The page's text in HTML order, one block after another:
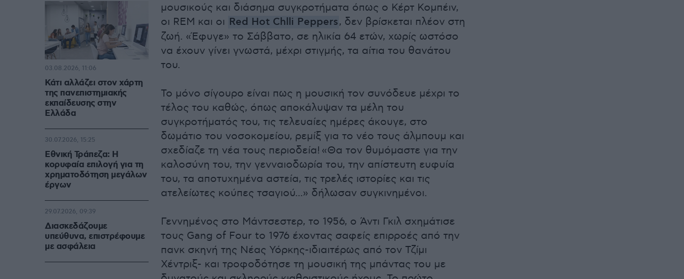
μουσικούς και διάσημα συγκροτήματα όπως ο Κέρτ Κομπέιν,
οι REM και οι Red Hot Chlli Peppers, δεν βρίσκεται πλέον στη
ζωή. «Έφυγε» τo Σάββατο, σε ηλικία 64 ετών, χωρίς ωστόσο
να έχουν γίνει γνωστά, μέχρι στιγμής, τα αίτια του θανάτου
του.
Το μόνο σίγουρο είναι πως η μουσική τον συνόδευε μέχρι το
τέλος του καθώς, όπως αποκάλυψαν τα μέλη του
συγκροτήματός του, τις τελευαίες ημέρες άκουγε, στο
δωμάτιο του νοσοκομείου, ρεμίξ για το νέο τους άλμπουμ και
σχεδίαζε τη νέα τους περιοδεία! «Θα τον θυμόμαστε για την
καλοσύνη του, την γενναιοδωρία του, την απίστευτη ευφυία
του, τα αποτυχημένα αστεία, τις τρελές ιστορίες και τις
ατελείωτες κούπες τσαγιού...» δήλωσαν συγκινημένοι.
Γεννημένος στο Μάντσεστερ, το 1956, ο Άντι Γκιλ σχημάτισε
τους Gang of Four to 1976 έχοντας σαφείς επιρροές από την
πανκ σκηνή της Νέας Υόρκης-ιδιαιτέρως από τον Τζίμι
Χέντριξ- και τροφοδότησε τη μουσική της μπάντας του με
Κάτι αλλάζει στον χάρτη
της πανεπιστημιακής
εκπαίδευσης στην
Ελλάδα
03.08.2026, 11:06
Εθνική Τράπεζα: Η
κορυφαία επιλογή για τη
χρηματοδότηση μεγάλων
έργων
30.07.2026, 15:25
Διασκεδάζουμε
υπεύθυνα, επιστρέφουμε
με ασφάλεια
29.07.2026, 09:39